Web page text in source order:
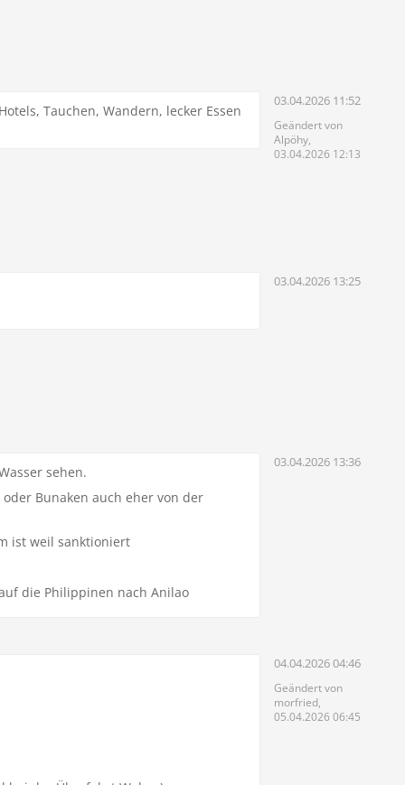
03.04.2026 11:52
Geändert von
Alpöhy,
03.04.2026 12:13
Tauchen, Wandern, lecker Essen
03.04.2026 13:25
03.04.2026 13:36
sehen.
Bunaken auch eher von der
ist weil sanktioniert
die Philippinen nach Anilao
04.04.2026 04:46
Geändert von
morfried,
05.04.2026 06:45